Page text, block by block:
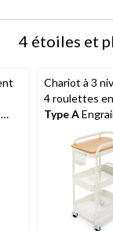
4 étoiles et
Chariot à 3
4 roulettes
Type A